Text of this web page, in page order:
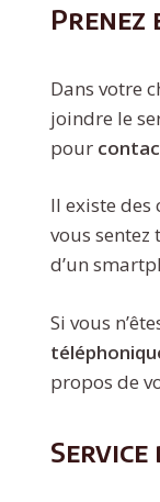
Dans votre
joindre le
pour
Il existe des
vous sentez
d’un
Si vous
propos de
Service